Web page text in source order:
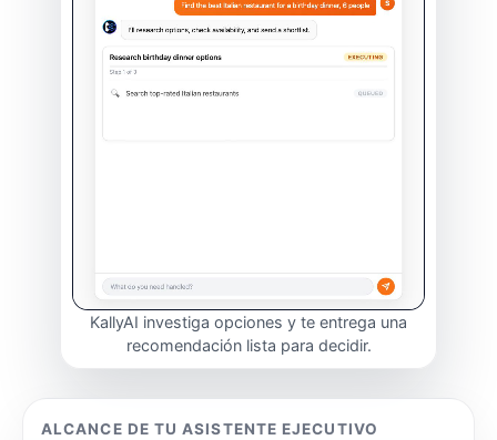
KallyAI investiga opciones y te entrega una
recomendación lista para decidir.
ALCANCE DE TU ASISTENTE EJECUTIVO